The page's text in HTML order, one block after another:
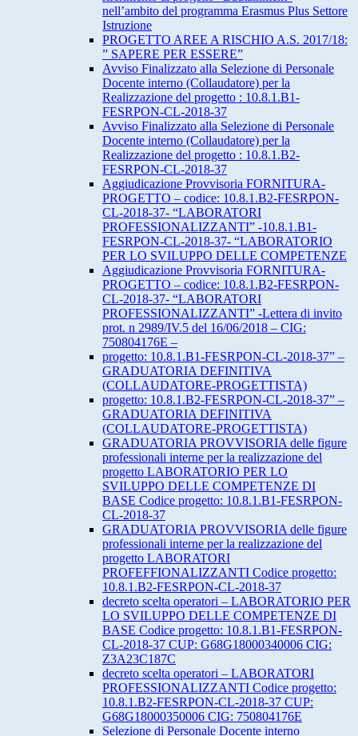
nell’ambito del programma Erasmus Plus Settore
Istruzione
PROGETTO AREE A RISCHIO A.S. 2017/18:
” SAPERE PER ESSERE”
Avviso Finalizzato alla Selezione di Personale
Docente interno (Collaudatore) per la
Realizzazione del progetto : 10.8.1.B1-
FESRPON-CL-2018-37
Avviso Finalizzato alla Selezione di Personale
Docente interno (Collaudatore) per la
Realizzazione del progetto : 10.8.1.B2-
FESRPON-CL-2018-37
Aggiudicazione Provvisoria FORNITURA-
PROGETTO – codice: 10.8.1.B2-FESRPON-
CL-2018-37- “LABORATORI
PROFESSIONALIZZANTI” -10.8.1.B1-
FESRPON-CL-2018-37- “LABORATORIO
PER LO SVILUPPO DELLE COMPETENZE
Aggiudicazione Provvisoria FORNITURA-
PROGETTO – codice: 10.8.1.B2-FESRPON-
CL-2018-37- “LABORATORI
PROFESSIONALIZZANTI” -Lettera di invito
prot. n 2989/IV.5 del 16/06/2018 – CIG:
750804176E –
progetto: 10.8.1.B1-FESRPON-CL-2018-37” –
GRADUATORIA DEFINITIVA
(COLLAUDATORE-PROGETTISTA)
progetto: 10.8.1.B2-FESRPON-CL-2018-37” –
GRADUATORIA DEFINITIVA
(COLLAUDATORE-PROGETTISTA)
GRADUATORIA PROVVISORIA delle figure
professionali interne per la realizzazione del
progetto LABORATORIO PER LO
SVILUPPO DELLE COMPETENZE DI
BASE Codice progetto: 10.8.1.B1-FESRPON-
CL-2018-37
GRADUATORIA PROVVISORIA delle figure
professionali interne per la realizzazione del
progetto LABORATORI
PROFEFFIONALIZZANTI Codice progetto:
10.8.1.B2-FESRPON-CL-2018-37
decreto scelta operatori – LABORATORIO PER
LO SVILUPPO DELLE COMPETENZE DI
BASE Codice progetto: 10.8.1.B1-FESRPON-
CL-2018-37 CUP: G68G18000340006 CIG:
Z3A23C187C
decreto scelta operatori – LABORATORI
PROFESSIONALIZZANTI Codice progetto:
10.8.1.B2-FESRPON-CL-2018-37 CUP:
G68G18000350006 CIG: 750804176E
Selezione di Personale Docente interno